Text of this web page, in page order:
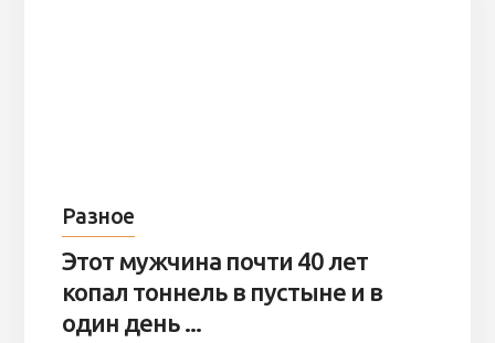
Разное
Этот мужчина почти 40 лет
копал тоннель в пустыне и в
один день ...